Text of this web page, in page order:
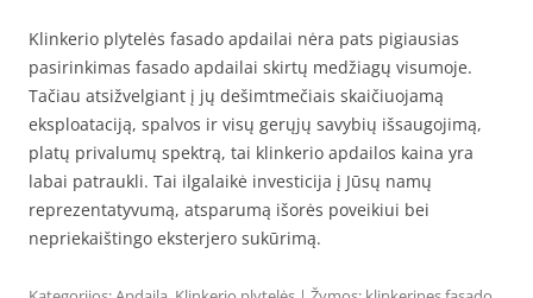
Klinkerio plytelės fasado apdailai nėra pats pigiausias
pasirinkimas fasado apdailai skirtų medžiagų visumoje.
Tačiau atsižvelgiant į jų dešimtmečiais skaičiuojamą
eksploataciją, spalvos ir visų gerųjų savybių išsaugojimą,
platų privalumų spektrą, tai klinkerio apdailos kaina yra
labai patraukli. Tai ilgalaikė investicija į Jūsų namų
reprezentatyvumą, atsparumą išorės poveikiui bei
nepriekaištingo eksterjero sukūrimą.